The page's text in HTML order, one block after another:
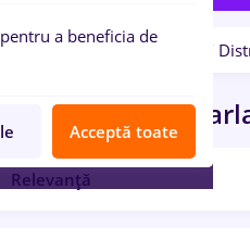
Transport /
Part timein
Relevanță
a beneficia de
Acceptă toate